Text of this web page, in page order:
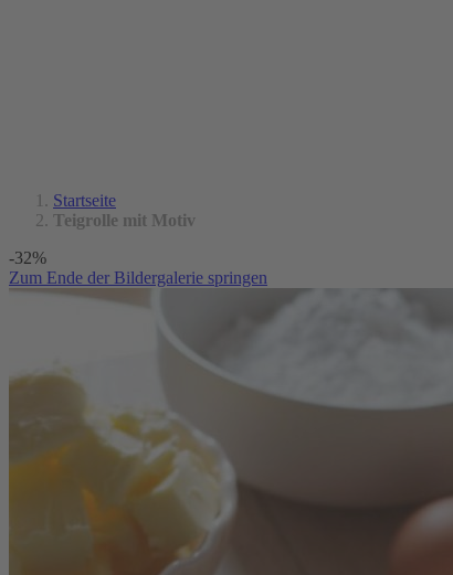
Startseite
Teigrolle mit Motiv
-32%
Zum Ende der Bildergalerie springen